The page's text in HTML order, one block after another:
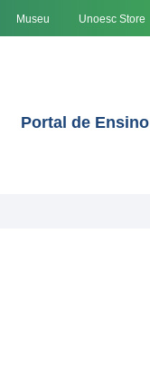
Museu Unoesc Store
Portal de Ensino